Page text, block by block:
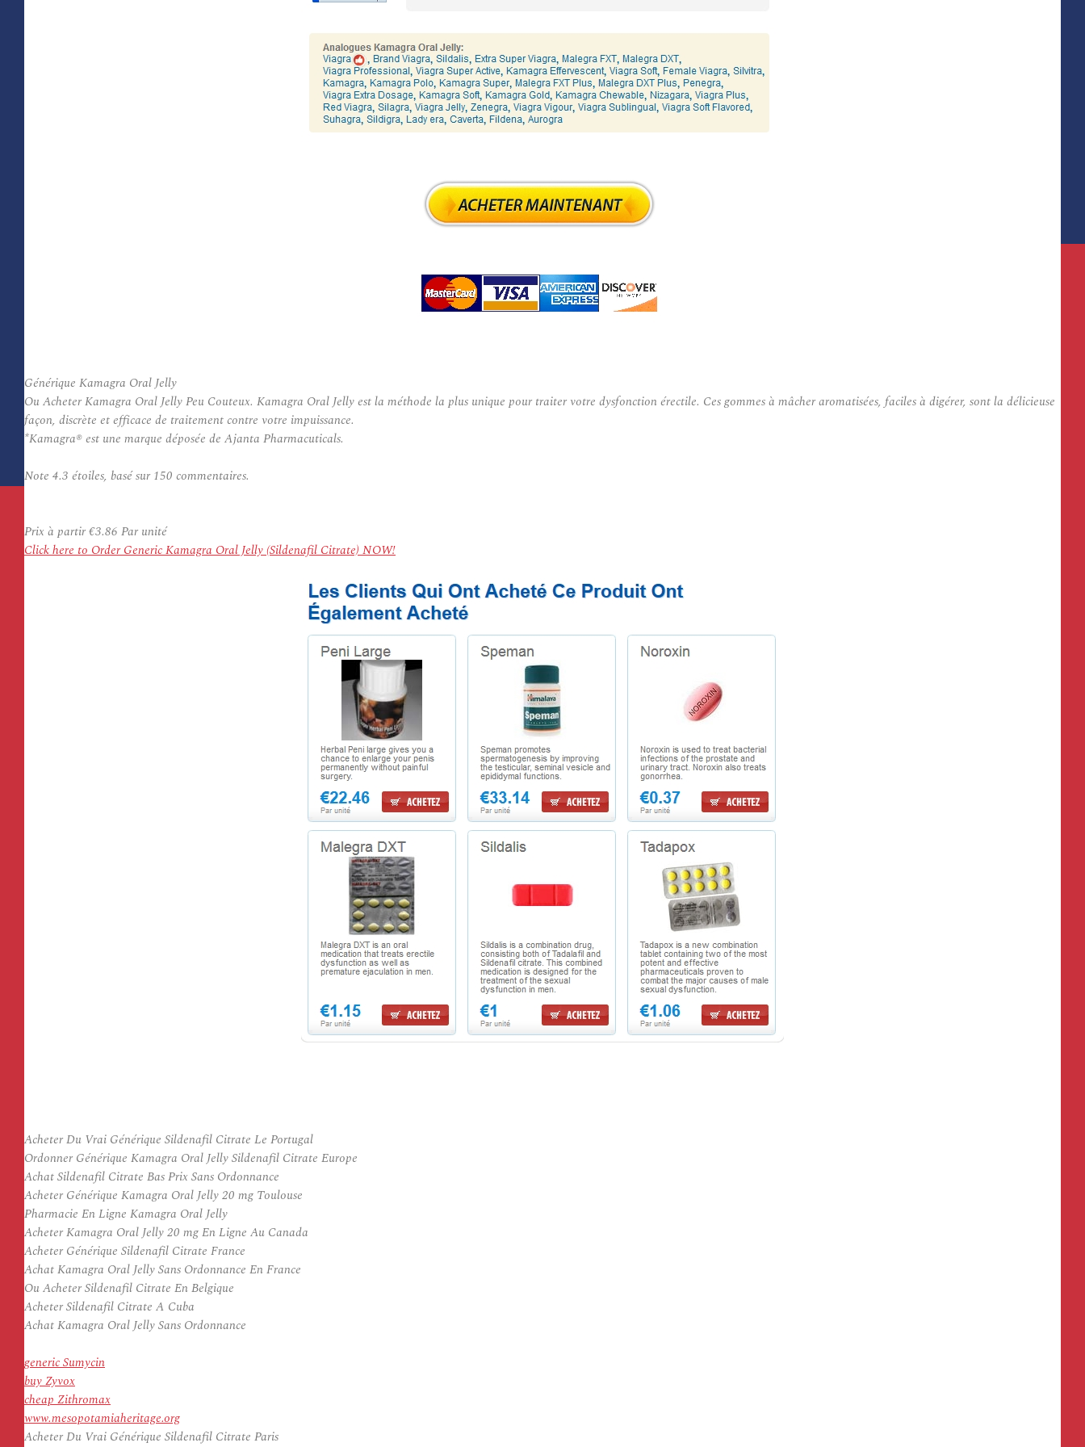
Générique Kamagra Oral Jelly
Ou Acheter Kamagra Oral Jelly Peu Couteux. Kamagra Oral Jelly est la méthode la plus unique pour traiter votre dysfonction érectile. Ces gommes à mâcher aromatisées, faciles à digérer, sont la délicieuse
façon, discrète et efficace de traitement contre votre impuissance.
*Kamagra® est une marque déposée de Ajanta Pharmacuticals.
Note 4.3 étoiles, basé sur 150 commentaires.
Prix à partir€3.86 Par unité
Click here to Order Generic Kamagra Oral Jelly (Sildenafil Citrate) NOW!
Acheter Du Vrai Générique Sildenafil Citrate Le Portugal
Ordonner Générique Kamagra Oral Jelly Sildenafil Citrate Europe
Achat Sildenafil Citrate Bas Prix Sans Ordonnance
Acheter Générique Kamagra Oral Jelly 20 mg Toulouse
Pharmacie En Ligne Kamagra Oral Jelly
Acheter Kamagra Oral Jelly 20 mg En Ligne Au Canada
Acheter Générique Sildenafil Citrate France
Achat Kamagra Oral Jelly Sans Ordonnance En France
Ou Acheter Sildenafil Citrate En Belgique
Acheter Sildenafil Citrate A Cuba
Achat Kamagra Oral Jelly Sans Ordonnance
generic Sumycin
buy Zyvox
cheap Zithromax
www.mesopotamiaheritage.org
Acheter Du Vrai Générique Sildenafil Citrate Paris